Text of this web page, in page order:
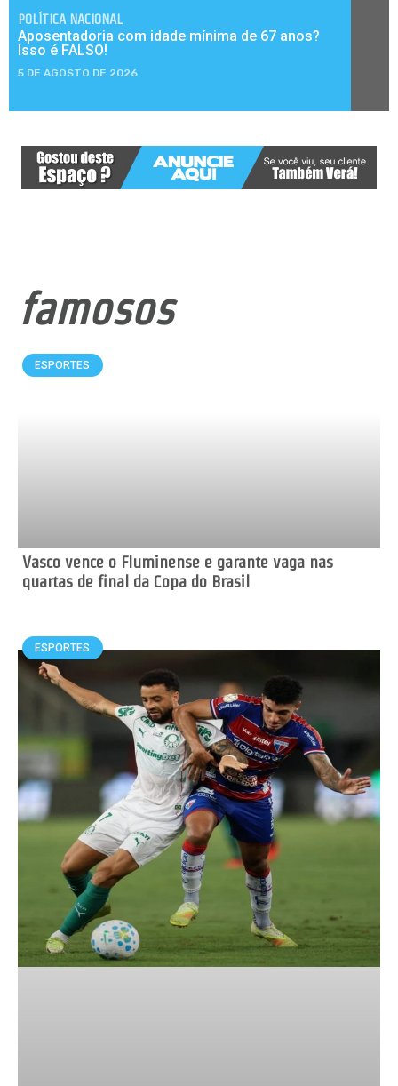
POLÍTICA NACIONAL
Aposentadoria com idade mínima de 67 anos?
Isso é FALSO!
5 DE AGOSTO DE 2026
famosos
ESPORTES
Vasco vence o Fluminense e garante vaga nas
quartas de final da Copa do Brasil
ESPORTES